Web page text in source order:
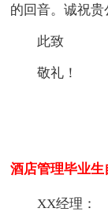
的回音。诚祝贵
此致
敬礼！
酒店管理毕业生
XX经理：